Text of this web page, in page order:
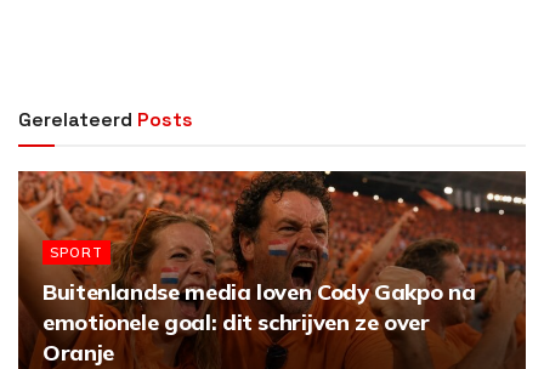
Gerelateerd Posts
SPORT
Buitenlandse media loven Cody Gakpo na
emotionele goal: dit schrijven ze over
Oranje